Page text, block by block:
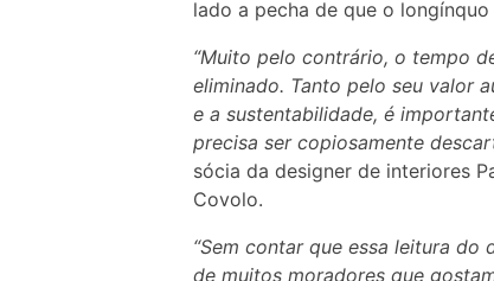
lado a pecha de que o
“Muito pelo contrário, o tempo
eliminado. Tanto pelo seu valor
e a sustentabilidade, é
precisa ser copiosamente
sócia da designer de interiores
Covolo.
“Sem contar que essa leitura
de muitos moradores que